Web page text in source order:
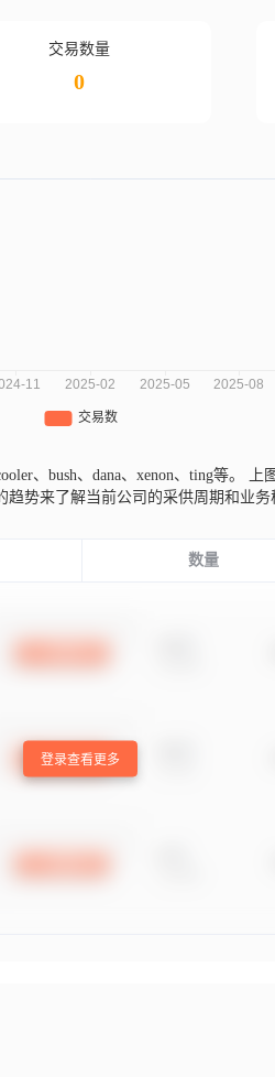
交易数量
0
、bush、dana、xenon、ting等。
上
势来了解当前公司的采供周期和业务
数量
登录查看更多